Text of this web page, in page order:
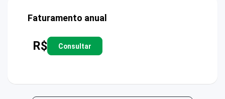
Faturamento anual
R$ Consultar